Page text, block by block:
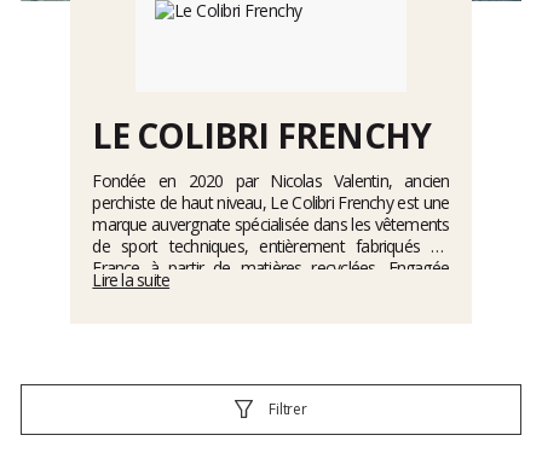
LE COLIBRI FRENCHY
Fondée en 2020 par Nicolas Valentin, ancien
perchiste de haut niveau, Le Colibri Frenchy est une
marque auvergnate spécialisée dans les vêtements
de sport techniques, entièrement fabriqués en
France à partir de matières recyclées. Engagée
dans une démarche éco-responsable et solidaire,
respectant l'environnement. La marque collabore
également avec des ESAT pour favoriser la
réinsertion professionnelle des personnes en
Lire la suite
Filtrer